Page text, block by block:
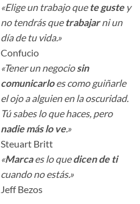
«Elige un trabajo que te gustey
no tendrás que trabajarni un
día de tu vida.»
Confucio
«Tener un negocio sin
comunicarloes como guiñarle
el ojo a alguien en la oscuridad.
Tú sabes lo que haces, pero
nadie más lo ve.»
Steuart Britt
«Marcaes lo quedicen de ti
cuando no estás.»
Jeff Bezos